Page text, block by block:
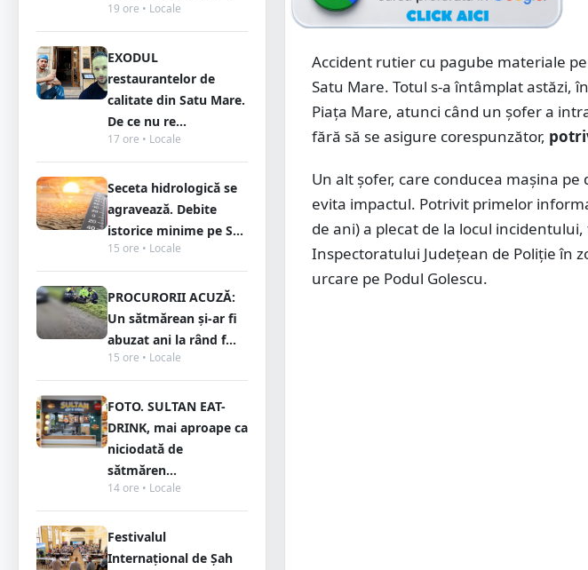
19 ore • Locale
EXODUL
restaurantelor de
calitate din Satu Mare.
De ce nu re...
17 ore • Locale
Seceta hidrologică se
agravează. Debite
istorice minime pe S...
15 ore • Locale
PROCURORII ACUZĂ:
Un sătmărean și-ar fi
abuzat ani la rând f...
15 ore • Locale
FOTO. SULTAN EAT-
DRINK, mai aproape ca
niciodată de
sătmăren...
14 ore • Locale
Festivalul
Internațional de Șah
Accident rutier cu pagube materiale
Satu Mare. Totul s-a întâmplat astăzi,
Piața Mare, atunci când un șofer a
fără să se asigure corespunzător,
Un alt șofer, care conducea mașina
evita impactul. Potrivit primelor
de ani) a plecat de la locul
Inspectoratului Județean de Poliție în
urcare pe Podul Golescu.